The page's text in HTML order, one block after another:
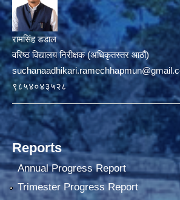
रामसिंह डडाल
वरिष्ठ विद्यालय निरीक्षक (अधिकृतस्तर आठौं)
९८५४०४३५२८
Reports
Annual Progress Report
Trimester Progress Report